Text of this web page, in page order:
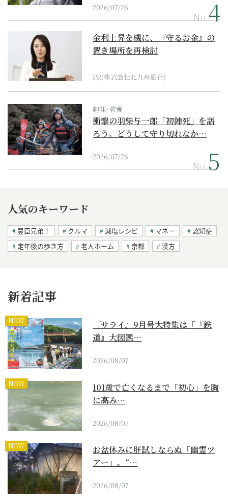
2026/07/26
No.
金利上昇を機に、『守るお金』の
置き場所を再検討
PR(株式会社北九州銀行)
趣味･教養
衝撃の羽柴与一郎「初陣死」を語
ろう。どうして守り切れなか…
2026/07/26
No.
人気のキーワード
豊臣兄弟！ クルマ 減塩レシピ マネー
認知症
定年後の歩き方
老人ホーム 京都 漢方
新着記事
NEW
『サライ』9月号大特集は「『鉄
道』大図鑑…
2026/08/07
NEW
101歳で亡くなるまで「初心」を胸
に高み…
2026/08/07
NEW
お盆休みに肝試しならぬ「幽霊ツ
アー」。“…
2026/08/07